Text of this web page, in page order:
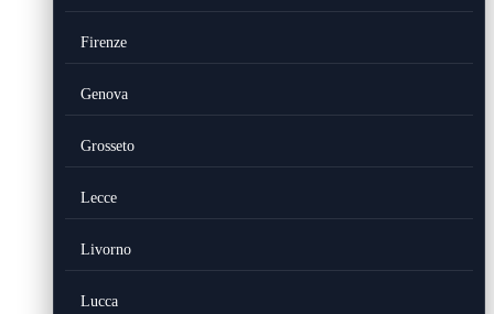
Firenze
Genova
Grosseto
Lecce
Livorno
Lucca